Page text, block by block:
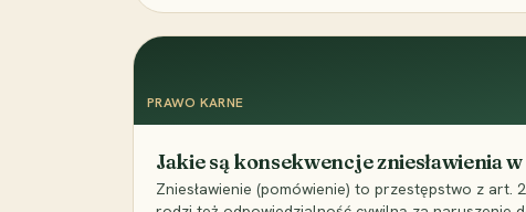
PRAWO KARNE
Jakie są konsekwencje zniesławienia
Zniesławienie (pomówienie) to przestępstwo z art.